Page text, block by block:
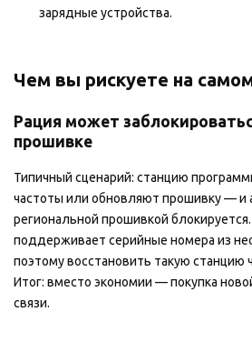
зарядные устройства.
Чем вы рискуете на
Рация может
прошивке
Типичный сценарий: станцию
частоты или обновляют прошивку — и
региональной прошивкой
поддерживает серийные номера из
поэтому восстановить такую станцию
Итог: вместо экономии — покупка
связи.